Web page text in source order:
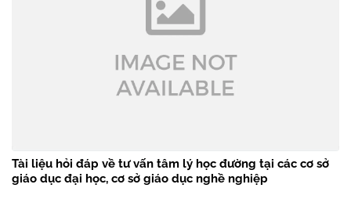
Tài liệu hỏi đáp về tư vấn tâm lý học đường tại các cơ sở
giáo dục đại học, cơ sở giáo dục nghề nghiệp